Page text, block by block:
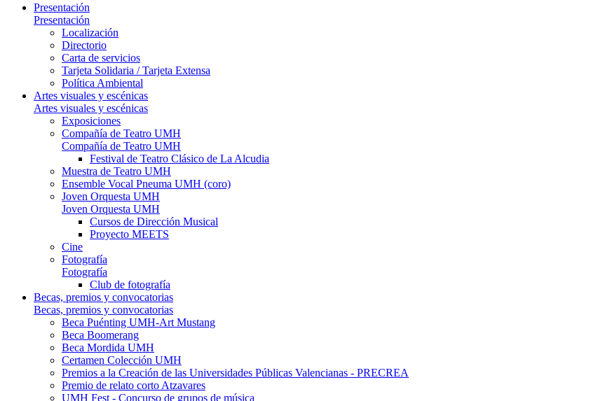
Presentación
Presentación
Localización
Directorio
Carta de servicios
Tarjeta Solidaria / Tarjeta Extensa
Política Ambiental
Artes visuales y escénicas
Artes visuales y escénicas
Exposiciones
Compañía de Teatro UMH
Compañía de Teatro UMH
Festival de Teatro Clásico de La Alcudia
Muestra de Teatro UMH
Ensemble Vocal Pneuma UMH (coro)
Joven Orquesta UMH
Joven Orquesta UMH
Cursos de Dirección Musical
Proyecto MEETS
Cine
Fotografía
Fotografía
Club de fotografía
Becas, premios y convocatorias
Becas, premios y convocatorias
Beca Puénting UMH-Art Mustang
Beca Boomerang
Beca Mordida UMH
Certamen Colección UMH
Premios a la Creación de las Universidades Públicas Valencianas - PRECREA
Premio de relato corto Atzavares
UMH Fest - Concurso de grupos de música